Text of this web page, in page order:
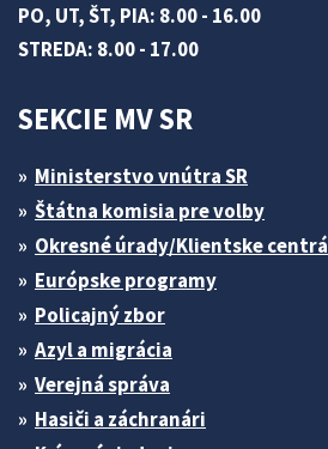
PO, UT, ŠT, PIA: 8.00 - 16.00
STREDA: 8.00 - 17.00
SEKCIE MV SR
Ministerstvo vnútra SR
Štátna komisia pre volby
Okresné úrady/Klientske centrá
Európske programy
Policajný zbor
Azyl a migrácia
Verejná správa
Hasiči a záchranári